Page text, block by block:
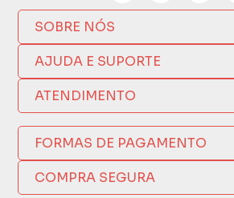
SOBRE NÓS
Quem Somos
Compra Segura
Como Comprar
Nossas Lojas
Política de Privacidade
AJUDA E SUPORTE
Nosso Aplicativo
Trocas e Devoluções
Formas de Pagamento
Fretes e Entregas
Fabricantes
Termos de Compra e Venda
ATENDIMENTO
Fale por WhatsApp
(17) 3209-9595
sacweb@lojaslivia.com.br
FORMAS DE PAGAMENTO
COMPRA SEGURA